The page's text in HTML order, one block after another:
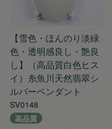
【雪色・ほんのり淡緑
色・透明感良し・艶良
し】（高品質白色ヒス
イ）糸魚川天然翡翠シ
ルバーペンダント
SV0148
高品質